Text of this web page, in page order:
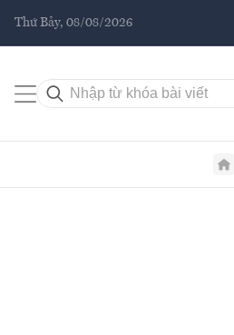
Thứ Bảy, 08/08/2026